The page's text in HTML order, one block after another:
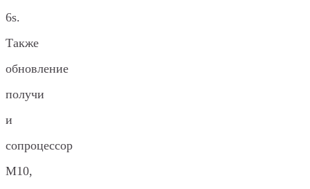
6s.
Также
обновление
получи
и
сопроцессор
M10,